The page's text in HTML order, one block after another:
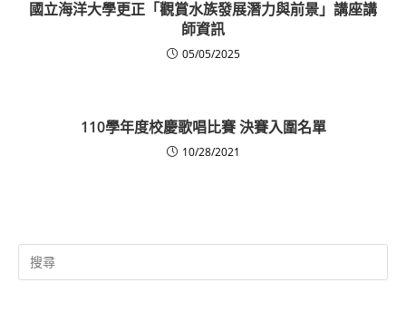
國立海洋大學更正「觀賞水族發展潛力與前景」講座講
師資訊
05/05/2025
110學年度校慶歌唱比賽 決賽入圍名單
10/28/2021
Search
for: